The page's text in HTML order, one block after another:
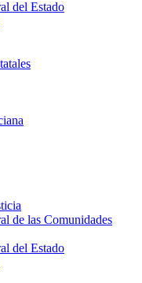
del Estado
de las Comunidades
del Estado